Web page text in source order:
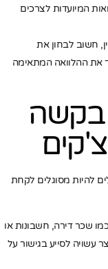
המיועדות לצרכים
חשוב לבחון את
את ההלוואה המתאימה
בקשה
להיות מסוגלים לקחת
שכר דירה, חשבונות או
עשויה לסייע בגישור על